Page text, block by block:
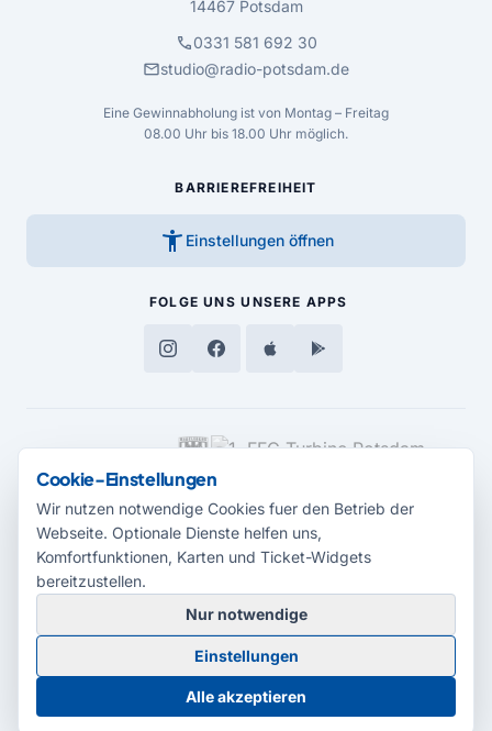
14467 Potsdam
call0331 581 692 30
mailstudio@radio-potsdam.de
Eine Gewinnabholung ist von Montag – Freitag
08.00 Uhr bis 18.00 Uhr möglich.
BARRIEREFREIHEIT
accessibility_new Einstellungen öffnen
FOLGE UNS UNSERE APPS
MEDIENPARTNER
© 2026 Radio Potsdam. Webseite entwickelt durch dieMedienagentur
Babelsberg
BarrierefreiheitserklärungAGBDatenschutzImpressum
Cookie-Einstellungen
Cookie-Einstellungen
Wir nutzen notwendige Cookies fuer den Betrieb der
Webseite. Optionale Dienste helfen uns,
Komfortfunktionen, Karten und Ticket-Widgets
bereitzustellen.
Nur notwendige
Einstellungen
Alle akzeptieren